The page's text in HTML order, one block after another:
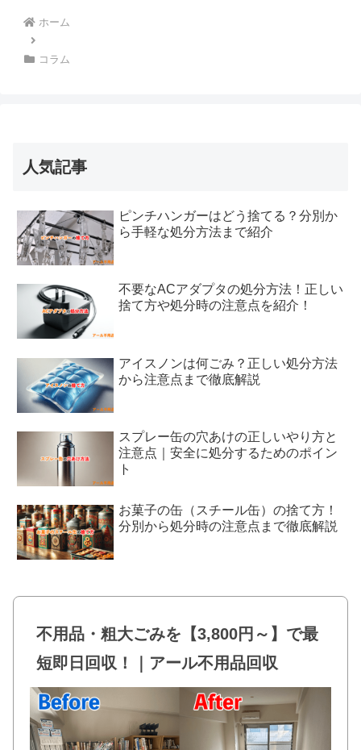
ホーム
コラム
人気記事
ピンチハンガーはどう捨てる？分別か
ら手軽な処分方法まで紹介
不要なACアダプタの処分方法！正しい
捨て方や処分時の注意点を紹介！
アイスノンは何ごみ？正しい処分方法
から注意点まで徹底解説
スプレー缶の穴あけの正しいやり方と
注意点｜安全に処分するためのポイン
ト
お菓子の缶（スチール缶）の捨て方！
分別から処分時の注意点まで徹底解説
不用品・粗大ごみを【3,800円～】で最
短即日回収！｜アール不用品回収